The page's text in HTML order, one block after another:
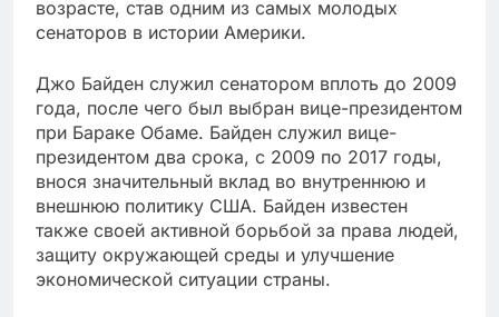
возрасте, став одним из самых молодых
сенаторов в истории Америки.
Джо Байден служил сенатором вплоть до 2009
года, после чего был выбран вице-президентом
при Бараке Обаме. Байден служил вице-
президентом два срока, с 2009 по 2017 годы,
внося значительный вклад во внутреннюю и
внешнюю политику США. Байден известен
также своей активной борьбой за права людей,
защиту окружающей среды и улучшение
экономической ситуации страны.